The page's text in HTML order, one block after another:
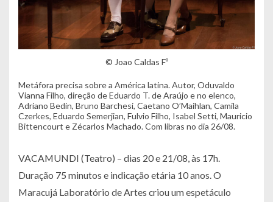
© Joao Caldas Fº
Metáfora precisa sobre a América latina. Autor, Oduvaldo
Vianna Filho, direção de Eduardo T. de Araújo e no elenco,
Adriano Bedin, Bruno Barchesi, Caetano O’Maihlan, Camila
Czerkes, Eduardo Semerjian, Fulvio Filho, Isabel Setti, Mauricio
Bittencourt e Zécarlos Machado. Com libras no dia 26/08.
VACAMUNDI (Teatro) – dias 20 e 21/08, às 17h.
Duração 75 minutos e indicação etária 10 anos. O
Maracujá Laboratório de Artes criou um espetáculo